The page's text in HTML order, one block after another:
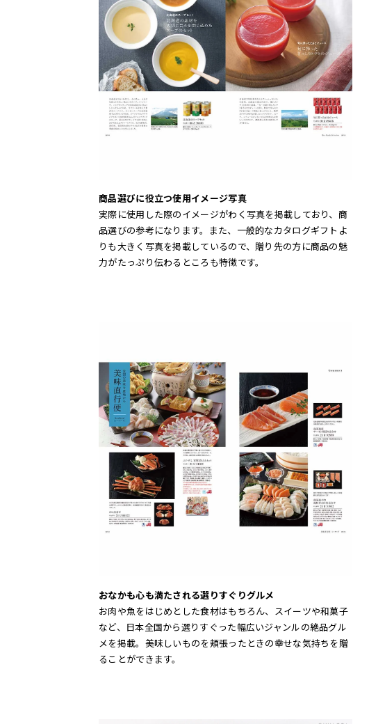
商品選びに役立つ使用イメージ写真
実際に使用した際のイメージがわく写真を掲載しており、商
品選びの参考になります。また、一般的なカタログギフトよ
りも大きく写真を掲載しているので、贈り先の方に商品の魅
力がたっぷり伝わるところも特徴です。
おなかも心も満たされる選りすぐりグルメ
お肉や魚をはじめとした食材はもちろん、スイーツや和菓子
など、日本全国から選りすぐった幅広いジャンルの絶品グル
メを掲載。美味しいものを頬張ったときの幸せな気持ちを贈
ることができます。